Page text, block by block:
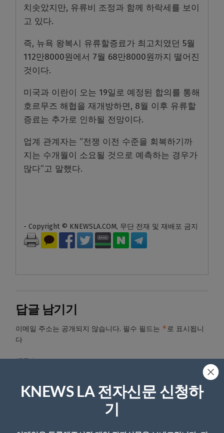
치솟았지만, 유류비 조정과 함께 하락세를 보이
고 있다.
즉, 뉴욕 왕복시 유류할증료가 최고치였던 5월
112만8000원에서 7월 68만8000원까지 떨어진
것이다.
미국과 이란이 오는 19일로 예정된 합의를 통해
호르무즈 해협을 재개방하면, 8월 이후 유류할
증료는 추가로 인하될 전망이다.
업계 관계자는 “전쟁 이전 수준을 회복하기까
지는 수개월이 소요될 것으로 예측하는 경우가
많다”고 말했다.
- Copyright © KNEWSLA.COM, 무단 전재 및 재배포 금지
답글 남기기
이메일 주소는 공개되지 않습니다. 필수 필드는 *로 표시됩니
다
댓글*
KNEWS LA 전자신문 신청하
기